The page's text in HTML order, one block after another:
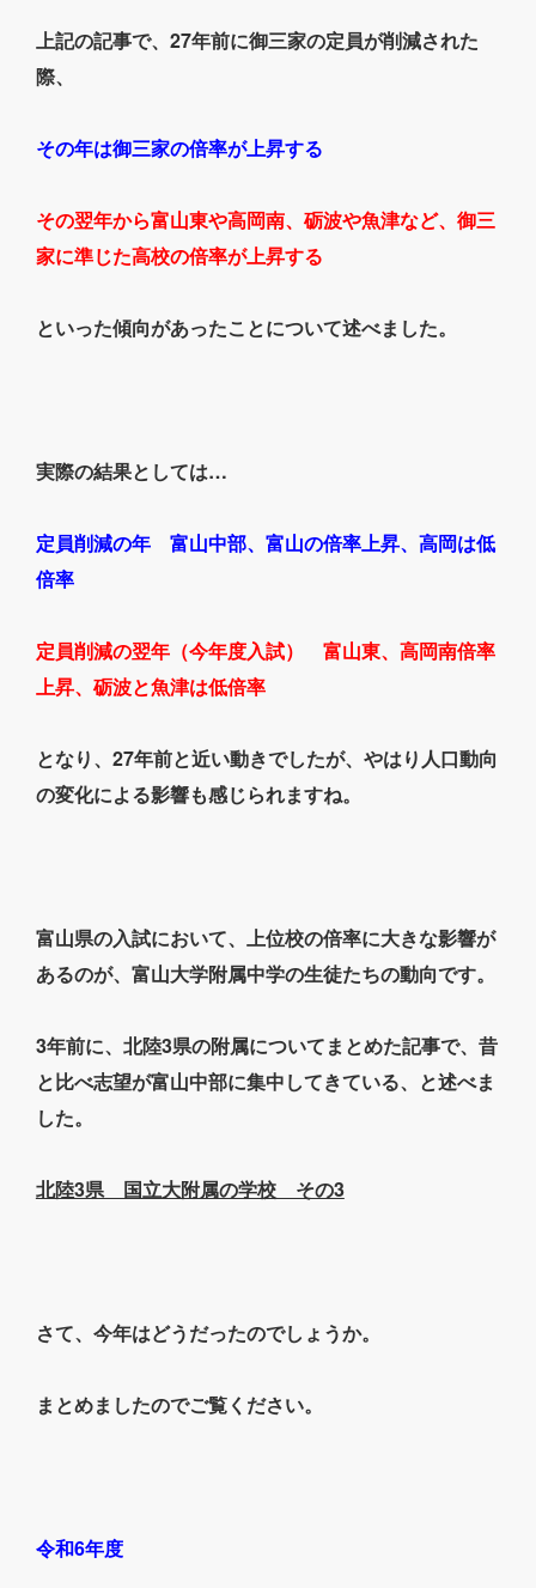
上記の記事で、27年前に御三家の定員が削減された
際、
その年は御三家の倍率が上昇する
その翌年から富山東や高岡南、砺波や魚津など、御三
家に準じた高校の倍率が上昇する
といった傾向があったことについて述べました。
実際の結果としては…
定員削減の年 富山中部、富山の倍率上昇、高岡は低
倍率
定員削減の翌年（今年度入試） 富山東、高岡南倍率
上昇、砺波と魚津は低倍率
となり、27年前と近い動きでしたが、やはり人口動向
の変化による影響も感じられますね。
富山県の入試において、上位校の倍率に大きな影響が
あるのが、富山大学附属中学の生徒たちの動向です。
3年前に、北陸3県の附属についてまとめた記事で、昔
と比べ志望が富山中部に集中してきている、と述べま
した。
北陸3県 国立大附属の学校 その3
さて、今年はどうだったのでしょうか。
まとめましたのでご覧ください。
令和6年度